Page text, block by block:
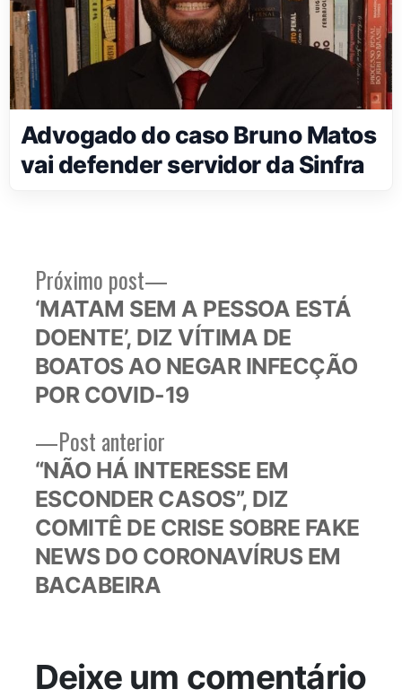
Advogado do caso Bruno Matos
vai defender servidor da Sinfra
Navegação
de
Post
Post anteriorPost
anterior:
“NÃO HÁ INTERESSE EM
ESCONDER CASOS”, DIZ
COMITÊ DE CRISE SOBRE FAKE
NEWS DO CORONAVÍRUS EM
BACABEIRA
Próximo post
Próximo
post:
‘MATAM SEM A PESSOA ESTÁ
DOENTE’, DIZ VÍTIMA DE
BOATOS AO NEGAR INFECÇÃO
POR COVID-19
Deixe um comentário